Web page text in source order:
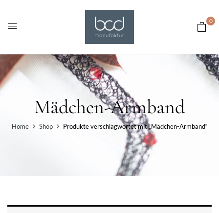
0
Mädchen-Armband
Home Shop Produkte verschlagwortet mit „Mädchen-Armband“